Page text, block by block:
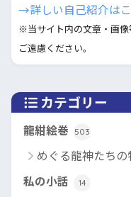
→詳しい自己紹介は
※当サイト内の文章・画
ご遠慮ください。
カテゴリー
龍紺絵巻 503
めぐる龍神たちの
私の小話 14